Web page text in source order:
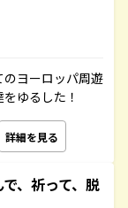
のヨーロッパ周遊
ゆるした！
詳細を見る
、祈って、脱